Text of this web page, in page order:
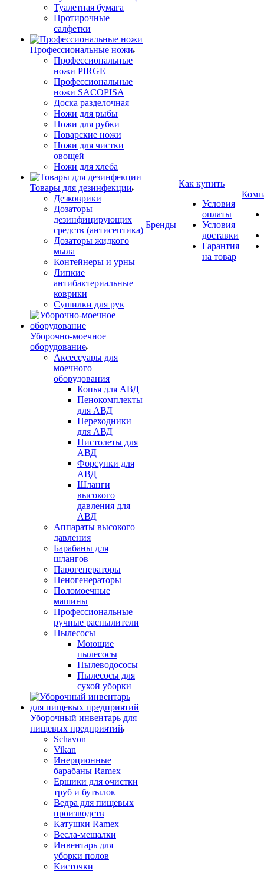
Туалетная бумага
Протирочные
салфетки
Профессиональные ножи
Профессиональные
ножи PIRGE
Профессиональные
ножи SACOPISA
Доска разделочная
Ножи для рыбы
Ножи для рубки
Поварские ножи
Ножи для чистки
овощей
Ножи для хлеба
Товары для дезинфекции
Дезковрики
Дозаторы
дезинфицирующих
средств (антисептика)
Дозаторы жидкого
мыла
Контейнеры и урны
Липкие
антибактериальные
коврики
Сушилки для рук
Уборочно-моечное
оборудование
Аксессуары для
моечного
оборудования
Копья для АВД
Пенокомплекты
для АВД
Переходники
для АВД
Пистолеты для
АВД
Форсунки для
АВД
Шланги
высокого
давления для
АВД
Аппараты высокого
давления
Барабаны для
шлангов
Парогенераторы
Пеногенераторы
Поломоечные
машины
Профессиональные
ручные распылители
Пылесосы
Моющие
пылесосы
Пылеводососы
Пылесосы для
сухой уборки
Уборочный инвентарь для
пищевых предприятий
Schavon
Vikan
Инерционные
барабаны Ramex
Ершики для очистки
труб и бутылок
Ведра для пищевых
производств
Катушки Ramex
Весла-мешалки
Инвентарь для
уборки полов
Кисточки
Бренды
Как купить
Условия
оплаты
Условия
доставки
Гарантия
на товар